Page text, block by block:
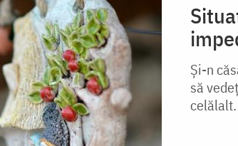
Și-n
să
celălalt.